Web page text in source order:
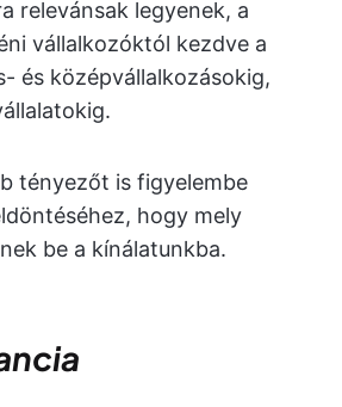
relevánsak legyenek, a
vállalkozóktól kezdve a
és középvállalkozásokig,
tényezőt is figyelembe
hogy mely
be a kínálatunkba.